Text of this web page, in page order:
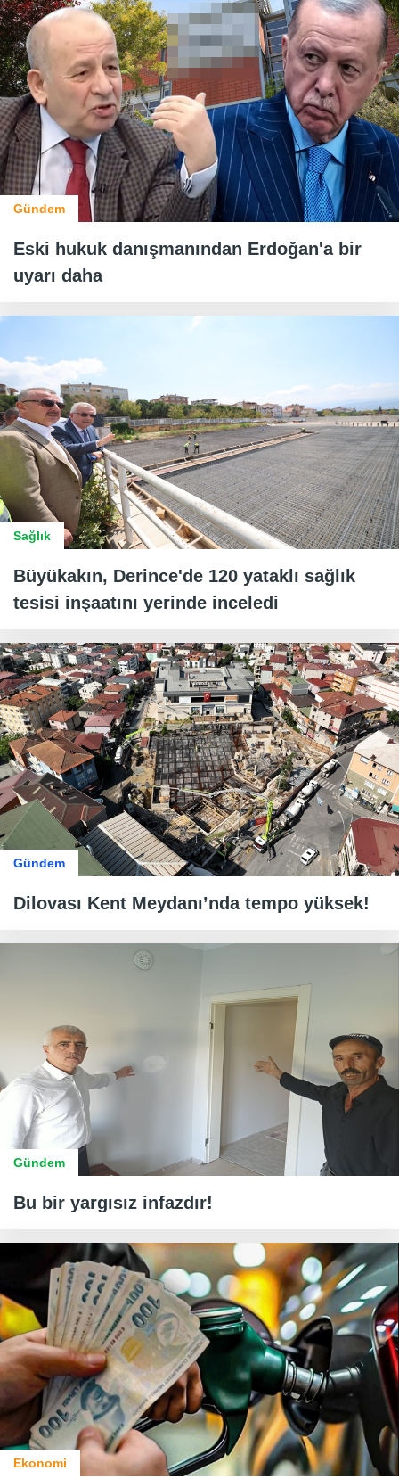
Gündem
Eski hukuk danışmanından Erdoğan'a bir
uyarı daha
Sağlık
Büyükakın, Derince'de 120 yataklı sağlık
tesisi inşaatını yerinde inceledi
Gündem
Dilovası Kent Meydanı’nda tempo yüksek!
Gündem
Bu bir yargısız infazdır!
Ekonomi